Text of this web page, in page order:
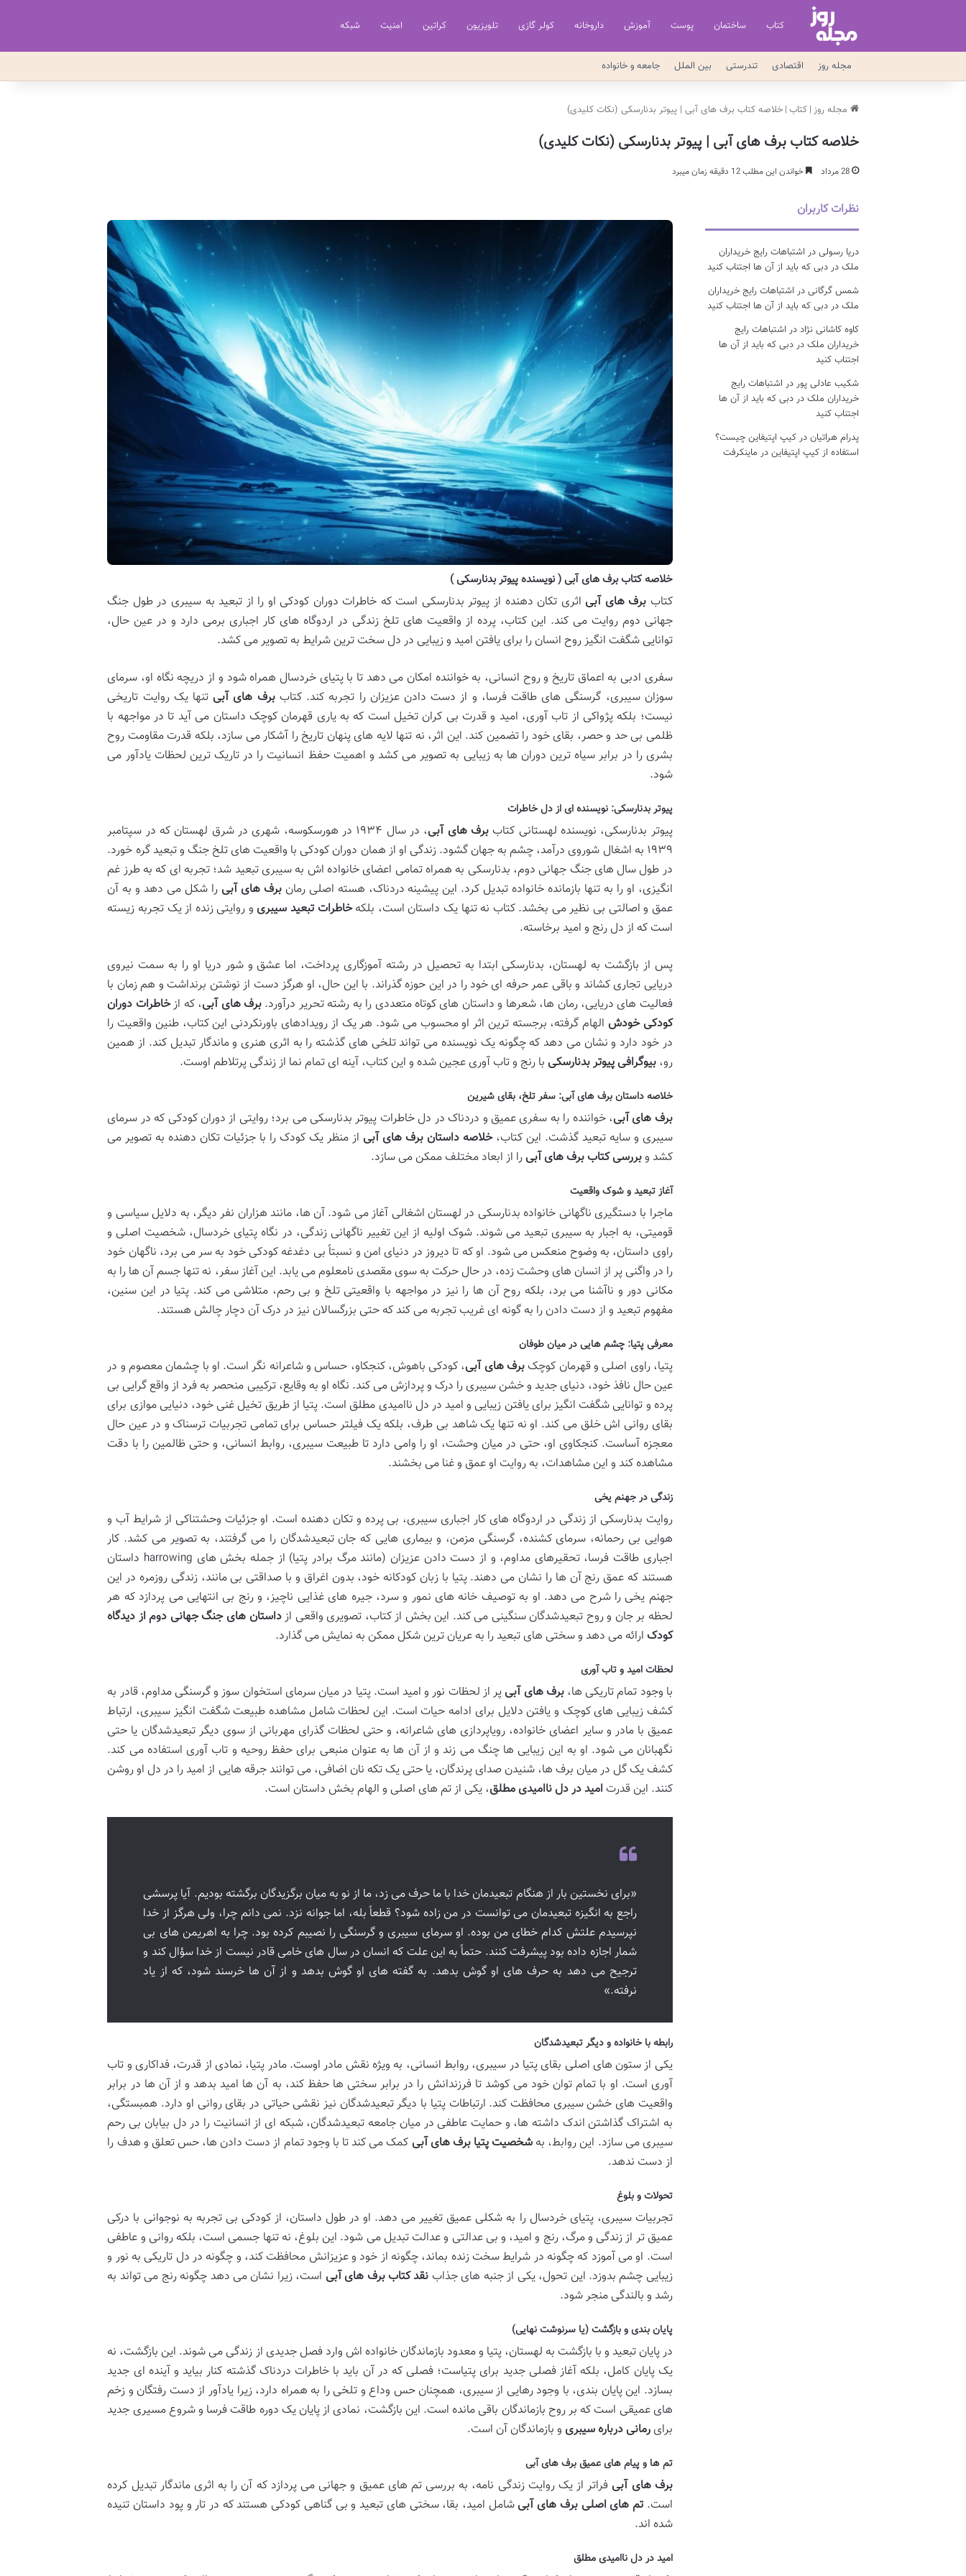
کتاب ساختمان پوست آموزش داروخانه کولر گازی تلویزیون کراتین امنیت شبکه
مجله روز اقتصادی تندرستی بین الملل جامعه و خانواده
مجله روز | کتاب | خلاصه کتاب برف های آبی | پیوتر بدنارسکی (نکات کلیدی)
خلاصه کتاب برف های آبی | پیوتر بدنارسکی (نکات کلیدی)
28 مرداد خواندن این مطلب 12 دقیقه زمان میبرد
خلاصه کتاب برف های آبی ( نویسنده پیوتر بدنارسکی )
کتاب برف های آبی اثری تکان دهنده از پیوتر بدنارسکی است که خاطرات دوران کودکی او را از تبعید به سیبری در طول جنگ
جهانی دوم روایت می کند. این کتاب، پرده از واقعیت های تلخ زندگی در اردوگاه های کار اجباری برمی دارد و در عین حال،
توانایی شگفت انگیز روح انسان را برای یافتن امید و زیبایی در دل سخت ترین شرایط به تصویر می کشد.
سفری ادبی به اعماق تاریخ و روح انسانی، به خواننده امکان می دهد تا با پتیای خردسال همراه شود و از دریچه نگاه او، سرمای
سوزان سیبری، گرسنگی های طاقت فرسا، و از دست دادن عزیزان را تجربه کند. کتاببرف های آبی تنها یک روایت تاریخی
نیست؛ بلکه پژواکی از تاب آوری، امید و قدرت بی کران تخیل است که به یاری قهرمان کوچک داستان می آید تا در مواجهه با
ظلمی بی حد و حصر، بقای خود را تضمین کند. این اثر، نه تنها لایه های پنهان تاریخ را آشکار می سازد، بلکه قدرت مقاومت روح
بشری را در برابر سیاه ترین دوران ها به زیبایی به تصویر می کشد و اهمیت حفظ انسانیت را در تاریک ترین لحظات یادآور می
شود.
پیوتر بدنارسکی: نویسنده ای از دل خاطرات
پیوتر بدنارسکی، نویسنده لهستانی کتاب برف های آبی
، در سال ۱۹۳۴ در هورسکوسه، شهری در شرق لهستان که در سپتامبر
۱۹۳۹ به اشغال شوروی درآمد، چشم به جهان گشود. زندگی او از همان دوران کودکی با واقعیت های تلخ جنگ و تبعید گره خورد.
در طول سال های جنگ جهانی دوم، بدنارسکی به همراه تمامی اعضای خانواده اش به سیبری تبعید شد؛ تجربه ای که به طرز غم
انگیزی، او را به تنها بازمانده خانواده تبدیل کرد. این پیشینه دردناک، هسته اصلی رمانبرف های آبی را شکل می دهد و به آن
عمق و اصالتی بی نظیر می بخشد. کتاب نه تنها یک داستان است، بلکهخاطرات تبعید سیبری و روایتی زنده از یک تجربه زیسته
است که از دل رنج و امید برخاسته.
پس از بازگشت به لهستان، بدنارسکی ابتدا به تحصیل در رشته آموزگاری پرداخت، اما عشق و شور دریا او را به سمت نیروی
دریایی تجاری کشاند و باقی عمر حرفه ای خود را در این حوزه گذراند. با این حال، او هرگز دست از نوشتن برنداشت و هم زمان با
فعالیت های دریایی، رمان ها، شعرها و داستان های کوتاه متعددی را به رشته تحریر درآورد.برف های آبی، که ازخاطرات دوران
کودکی خودش الهام گرفته، برجسته ترین اثر او محسوب می شود. هر یک از رویدادهای باورنکردنی این کتاب، طنین واقعیت را
در خود دارد و نشان می دهد که چگونه یک نویسنده می تواند تلخی های گذشته را به اثری هنری و ماندگار تبدیل کند. از همین
رو،بیوگرافی پیوتر بدنارسکی با رنج و تاب آوری عجین شده و این کتاب، آینه ای تمام نما از زندگی پرتلاطم اوست.
خلاصه داستان برف های آبی: سفر تلخ، بقای شیرین
برف های آبی، خواننده را به سفری عمیق و دردناک در دل خاطرات پیوتر بدنارسکی می برد؛ روایتی از دوران کودکی که در سرمای
سیبری و سایه تبعید گذشت. این کتاب،خلاصه داستان برف های آبی از منظر یک کودک را با جزئیات تکان دهنده به تصویر می
کشد وبررسی کتاب برف های آبی را از ابعاد مختلف ممکن می سازد.
آغاز تبعید و شوک واقعیت
ماجرا با دستگیری ناگهانی خانواده بدنارسکی در لهستان اشغالی آغاز می شود. آن ها، مانند هزاران نفر دیگر، به دلایل سیاسی و
قومیتی، به اجبار به سیبری تبعید می شوند. شوک اولیه از این تغییر ناگهانی زندگی، در نگاه پتیای خردسال، شخصیت اصلی و
راوی داستان، به وضوح منعکس می شود. او که تا دیروز در دنیای امن و نسبتاً بی دغدغه کودکی خود به سر می برد، ناگهان خود
را در واگنی پر از انسان های وحشت زده، در حال حرکت به سوی مقصدی نامعلوم می یابد. این آغاز سفر، نه تنها جسم آن ها را به
مکانی دور و ناآشنا می برد، بلکه روح آن ها را نیز در مواجهه با واقعیتی تلخ و بی رحم، متلاشی می کند. پتیا در این سنین،
مفهوم تبعید و از دست دادن را به گونه ای غریب تجربه می کند که حتی بزرگسالان نیز در درک آن دچار چالش هستند.
معرفی پتیا: چشم هایی در میان طوفان
پتیا، راوی اصلی و قهرمان کوچک برف های آبی، کودکی باهوش، کنجکاو، حساس و شاعرانه نگر است. او با چشمان معصوم و در
عین حال نافذ خود، دنیای جدید و خشن سیبری را درک و پردازش می کند. نگاه او به وقایع، ترکیبی منحصر به فرد از واقع گرایی بی
پرده و توانایی شگفت انگیز برای یافتن زیبایی و امید در دل ناامیدی مطلق است. پتیا از طریق تخیل غنی خود، دنیایی موازی برای
بقای روانی اش خلق می کند. او نه تنها یک شاهد بی طرف، بلکه یک فیلتر حساس برای تمامی تجربیات ترسناک و در عین حال
معجزه آساست. کنجکاوی او، حتی در میان وحشت، او را وامی دارد تا طبیعت سیبری، روابط انسانی، و حتی ظالمین را با دقت
مشاهده کند و این مشاهدات، به روایت او عمق و غنا می بخشند.
زندگی در جهنم یخی
روایت بدنارسکی از زندگی در اردوگاه های کار اجباری سیبری، بی پرده و تکان دهنده است. او جزئیات وحشتناکی از شرایط آب و
هوایی بی رحمانه، سرمای کشنده، گرسنگی مزمن، و بیماری هایی که جان تبعیدشدگان را می گرفتند، به تصویر می کشد. کار
اجباری طاقت فرسا، تحقیرهای مداوم، و از دست دادن عزیزان (مانند مرگ برادر پتیا) از جمله بخش های harrowing داستان
هستند که عمق رنج آن ها را نشان می دهند. پتیا با زبان کودکانه خود، بدون اغراق و با صداقتی بی مانند، زندگی روزمره در این
جهنم یخی را شرح می دهد. او به توصیف خانه های نمور و سرد، جیره های غذایی ناچیز، و رنج بی انتهایی می پردازد که هر
لحظه بر جان و روح تبعیدشدگان سنگینی می کند. این بخش از کتاب، تصویری واقعی ازداستان های جنگ جهانی دوم از دیدگاه
کودک ارائه می دهد و سختی های تبعید را به عریان ترین شکل ممکن به نمایش می گذارد.
لحظات امید و تاب آوری
با وجود تمام تاریکی ها،برف های آبی پر از لحظات نور و امید است. پتیا در میان سرمای استخوان سوز و گرسنگی مداوم، قادر به
کشف زیبایی های کوچک و یافتن دلایل برای ادامه حیات است. این لحظات شامل مشاهده طبیعت شگفت انگیز سیبری، ارتباط
عمیق با مادر و سایر اعضای خانواده، رویاپردازی های شاعرانه، و حتی لحظات گذرای مهربانی از سوی دیگر تبعیدشدگان یا حتی
نگهبانان می شود. او به این زیبایی ها چنگ می زند و از آن ها به عنوان منبعی برای حفظ روحیه و تاب آوری استفاده می کند.
کشف یک گل در میان برف ها، شنیدن صدای پرندگان، یا حتی یک تکه نان اضافی، می توانند جرقه هایی از امید را در دل او روشن
کنند. این قدرت امید در دل ناامیدی مطلق، یکی از تم های اصلی و الهام بخش داستان است.
«برای نخستین بار از هنگام تبعیدمان خدا با ما حرف می زد، ما از نو به میان برگزیدگان برگشته بودیم. آیا پرسشی
راجع به انگیزه تبعیدمان می توانست در من زاده شود؟ قطعاً بله، اما جوانه نزد. نمی دانم چرا، ولی هرگز از خدا
نپرسیدم علتش کدام خطای من بوده. او سرمای سیبری و گرسنگی را نصیبم کرده بود. چرا به اهریمن های بی
شمار اجازه داده بود پیشرفت کنند. حتماً به این علت که انسان در سال های خامی قادر نیست از خدا سؤال کند و
ترجیح می دهد به حرف های او گوش بدهد. به گفته های او گوش بدهد و از آن ها خرسند شود، که از یاد
نرفته.»
رابطه با خانواده و دیگر تبعیدشدگان
یکی از ستون های اصلی بقای پتیا در سیبری، روابط انسانی، به ویژه نقش مادر اوست. مادر پتیا، نمادی از قدرت، فداکاری و تاب
آوری است. او با تمام توان خود می کوشد تا فرزندانش را در برابر سختی ها حفظ کند، به آن ها امید بدهد و از آن ها در برابر
واقعیت های خشن سیبری محافظت کند. ارتباطات پتیا با دیگر تبعیدشدگان نیز نقشی حیاتی در بقای روانی او دارد. همبستگی،
به اشتراک گذاشتن اندک داشته ها، و حمایت عاطفی در میان جامعه تبعیدشدگان، شبکه ای از انسانیت را در دل بیابان بی رحم
سیبری می سازد. این روابط، به شخصیت پتیا برف های آبی کمک می کند تا با وجود تمام از دست دادن ها، حس تعلق و هدف را
از دست ندهد.
تحولات و بلوغ
تجربیات سیبری، پتیای خردسال را به شکلی عمیق تغییر می دهد. او در طول داستان، از کودکی بی تجربه به نوجوانی با درکی
عمیق تر از زندگی و مرگ، رنج و امید، و بی عدالتی و عدالت تبدیل می شود. این بلوغ، نه تنها جسمی است، بلکه روانی و عاطفی
است. او می آموزد که چگونه در شرایط سخت زنده بماند، چگونه از خود و عزیزانش محافظت کند، و چگونه در دل تاریکی به نور و
زیبایی چشم بدوزد. این تحول، یکی از جنبه های جذاب نقد کتاب برف های آبی است، زیرا نشان می دهد چگونه رنج می تواند به
رشد و بالندگی منجر شود.
پایان بندی و بازگشت (یا سرنوشت نهایی)
در پایان تبعید و با بازگشت به لهستان، پتیا و معدود بازماندگان خانواده اش وارد فصل جدیدی از زندگی می شوند. این بازگشت، نه
یک پایان کامل، بلکه آغاز فصلی جدید برای پتیاست؛ فصلی که در آن باید با خاطرات دردناک گذشته کنار بیاید و آینده ای جدید
بسازد. این پایان بندی، با وجود رهایی از سیبری، همچنان حس وداع و تلخی را به همراه دارد، زیرا یادآور از دست رفتگان و زخم
های عمیقی است که بر روح بازماندگان باقی مانده است. این بازگشت، نمادی از پایان یک دوره طاقت فرسا و شروع مسیری جدید
برایرمانی درباره سیبری و بازماندگان آن است.
تم ها و پیام های عمیق برف های آبی
برف های آبی فراتر از یک روایت زندگی نامه، به بررسی تم های عمیق و جهانی می پردازد که آن را به اثری ماندگار تبدیل کرده
است.تم های اصلی برف های آبی شامل امید، بقا، سختی های تبعید و بی گناهی کودکی هستند که در تار و پود داستان تنیده
شده اند.
امید در دل ناامیدی مطلق
نظرات کاربران
دریا رسولی در اشتباهات رایج خریداران
ملک در دبی که باید از آن ها اجتناب کنید
شمس گرگانی در اشتباهات رایج خریداران
ملک در دبی که باید از آن ها اجتناب کنید
کاوه کاشانی نژاد در اشتباهات رایج
خریداران ملک در دبی که باید از آن ها
اجتناب کنید
شکیب عادلی پور در اشتباهات رایج
خریداران ملک در دبی که باید از آن ها
اجتناب کنید
پدرام هراتیان درکیپ اپتیفاین چیست؟
استفاده از کیپ اپتیفاین در ماینکرفت